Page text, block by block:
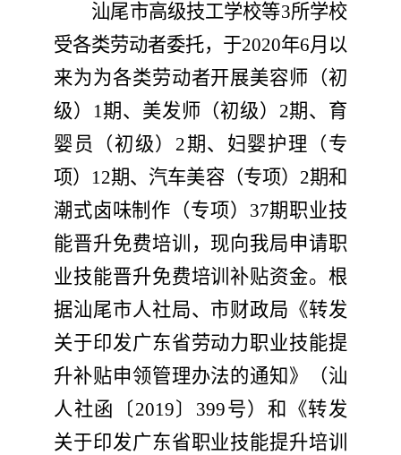
汕尾市高级技工学校等3所学校
受各类劳动者委托， 于2020年6月 以
来为为各类劳动者开展美容师 （初
级） 1期、 美发师（初级） 2期、育
婴员（初级） 2期、妇婴护理（专
项） 12期、汽车美容（专项） 2期和
潮式卤味制作（专项） 37期职业技
能晋升免费培训，现向我局申请职
业技能晋升免费培训补贴资金。根
据汕尾市人社局、 市财政局《转发
关于印发广东省劳动力职业技能提
升补贴申领管理办法的通知》（汕
人社函
〔 2019〕 399号）和《转发
关于印发广东省职业技能提升培训